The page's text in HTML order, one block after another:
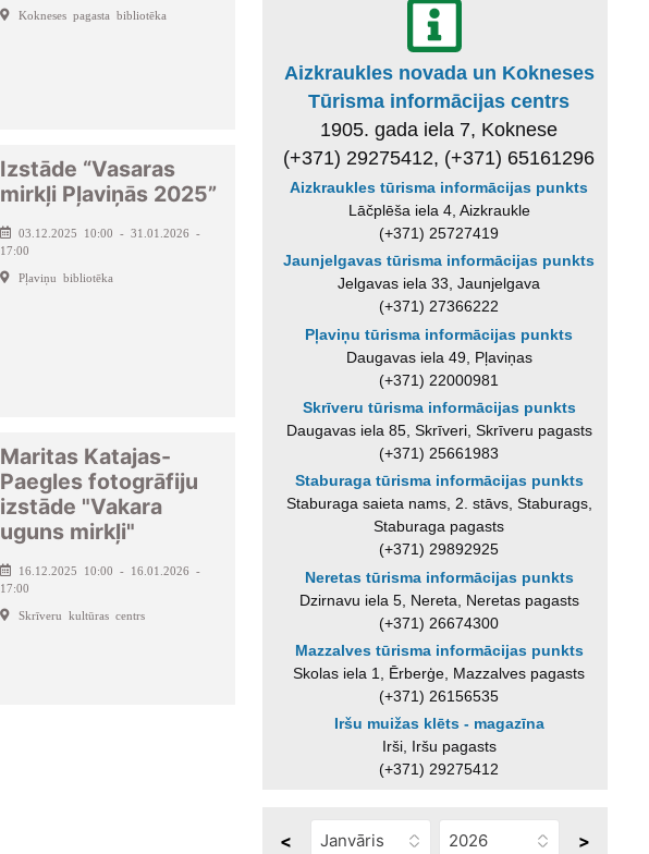
Kokneses pagasta bibliotēka
Izstāde “Vasaras
mirkļi Pļaviņās 2025”
03.12.2025 10:00 - 31.01.2026 -
17:00
Pļaviņu bibliotēka
Maritas Katajas-
Paegles fotogrāfiju
izstāde "Vakara
uguns mirkļi"
16.12.2025 10:00 - 16.01.2026 -
17:00
Skrīveru kultūras centrs
Aizkraukles novada un Kokneses
Tūrisma informācijas centrs
1905. gada iela 7, Koknese
(+371) 29275412, (+371) 65161296
Aizkraukles tūrisma informācijas punkts
Lāčplēša iela 4, Aizkraukle
(+371) 25727419
Jaunjelgavas tūrisma informācijas punkts
Jelgavas iela 33, Jaunjelgava
(+371) 27366222
Pļaviņu tūrisma informācijas punkts
Daugavas iela 49, Pļaviņas
(+371) 22000981
Skrīveru tūrisma informācijas punkts
Daugavas iela 85, Skrīveri, Skrīveru pagasts
(+371) 25661983
Staburaga tūrisma informācijas punkts
Staburaga saieta nams, 2. stāvs, Staburags,
Staburaga pagasts
(+371) 29892925
Neretas tūrisma informācijas punkts
Dzirnavu iela 5, Nereta, Neretas pagasts
(+371) 26674300
Mazzalves tūrisma informācijas punkts
Skolas iela 1, Ērberģe, Mazzalves pagasts
(+371) 26156535
Iršu muižas klēts - magazīna
Irši, Iršu pagasts
(+371) 29275412
< >